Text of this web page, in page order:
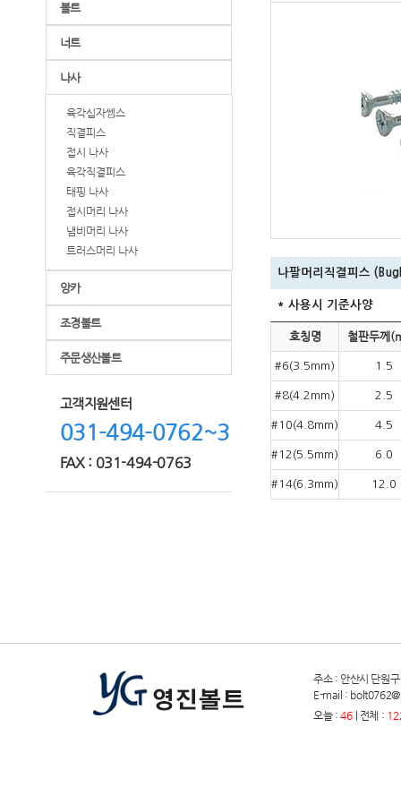
볼트
너트
나사
육각십자쎔스
직결피스
접시 나사
육각직결피스
태핑 나사
접시머리 나사
냄비머리 나사
트러스머리 나사
앙카
조경볼트
주문생산볼트
고객지원센터
031-494-0762~3
FAX : 031-494-0763
나팔머리직결피스
* 사용시 기준사양
호칭명 철판두께
#6(3.5mm) 1.5
#8(4.2mm) 2.5
#10(4.8mm) 4.5
#12(5.5mm) 6.0
#14(6.3mm) 12.0
주소 : 안산시 단
E-mail :
오늘 : 46 | 전체 :